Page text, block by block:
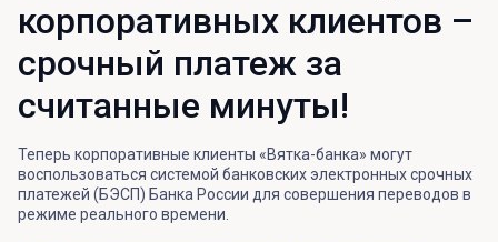
корпоративных клиентов –
срочный платеж за
считанные минуты!
Теперь корпоративные клиенты «Вятка-банка» могут
воспользоваться системой банковских электронных срочных
платежей (БЭСП) Банка России для совершения переводов в
режиме реального времени.